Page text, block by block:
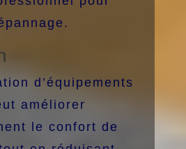
d’équipements
améliorer
le confort de